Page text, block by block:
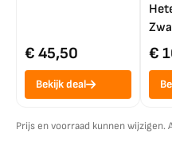
€ 45,50
Bekijk deal
€
Prijs en voorraad kunnen wijzigen.